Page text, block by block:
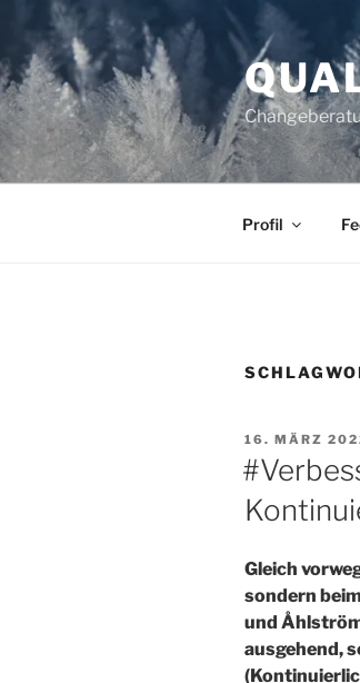
Inhalt
springen
Profil
AM
16. MÄRZ
Gleich
sondern
und
ausgehend,